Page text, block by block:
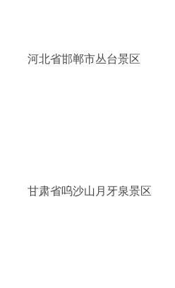
河北省邯郸市丛台景区
甘肃省呜沙山月牙泉景区